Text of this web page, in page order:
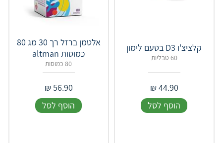
קלציצ'ו D3 בטעם לימון
60 טבליות
44.90
₪
הוסף לסל
‏אלטמן ברזל רך 30 מג 80
כמוסות altman
80 כמוסות
56.90
₪
הוסף לסל